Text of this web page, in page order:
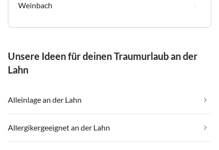
Weinbach
Unsere Ideen für deinen Traumurlaub an der
Lahn
Alleinlage an der Lahn
Allergikergeeignet an der Lahn